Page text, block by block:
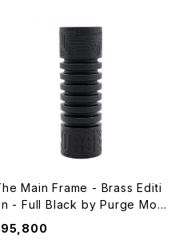
Main Frame - Brass Editi
- Full Black by Purge Mod
Authentic】【送料無料】【Guillo
tine Switch】【Hybrid Mech Mo